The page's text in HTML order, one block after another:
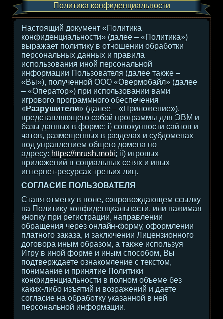
Политика конфиденциальности
Настоящий документ «Политика
конфиденциальности» (далее – «Политика»)
выражает политику в отношении обработки
персональных данных и правила
использования иной персональной
информации Пользователя (далее также –
«Вы»), полученной ООО «Овермобайл» (далее
– «Оператор») при использовании вами
игрового программного обеспечения
«Разрушители» (далее – «Приложение»),
представляющего собой программы для ЭВМ и
базы данных в форме: i) совокупности сайтов и
чатов, размещенных в разделах и субдоменах
под управлением общего домена по
адресу: https://mrush.mobi; ii) игровых
приложений в социальных сетях и иных
интернет-ресурсах третьих лиц.
СОГЛАСИЕ ПОЛЬЗОВАТЕЛЯ
Ставя отметку в поле, сопровождающем ссылку
на Политику конфиденциальности, или нажимая
кнопку при регистрации, направлении
обращения через онлайн-форму, оформлении
платного заказа, и заключении Лицензионного
договора иным образом, а также используя
Игру в иной форме и иным способом, Вы
подтверждаете ознакомление с текстом,
понимание и принятие Политики
конфиденциальности в полном объеме без
каких-либо изъятий и возражений и даете
согласие на обработку указанной в ней
персональной информации.